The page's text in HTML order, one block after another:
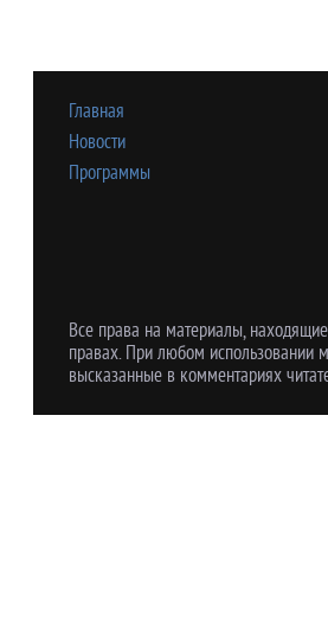
Главная
Новости
Программы
Все права на материалы,
правах. При любом использовании
высказанные в комментариях